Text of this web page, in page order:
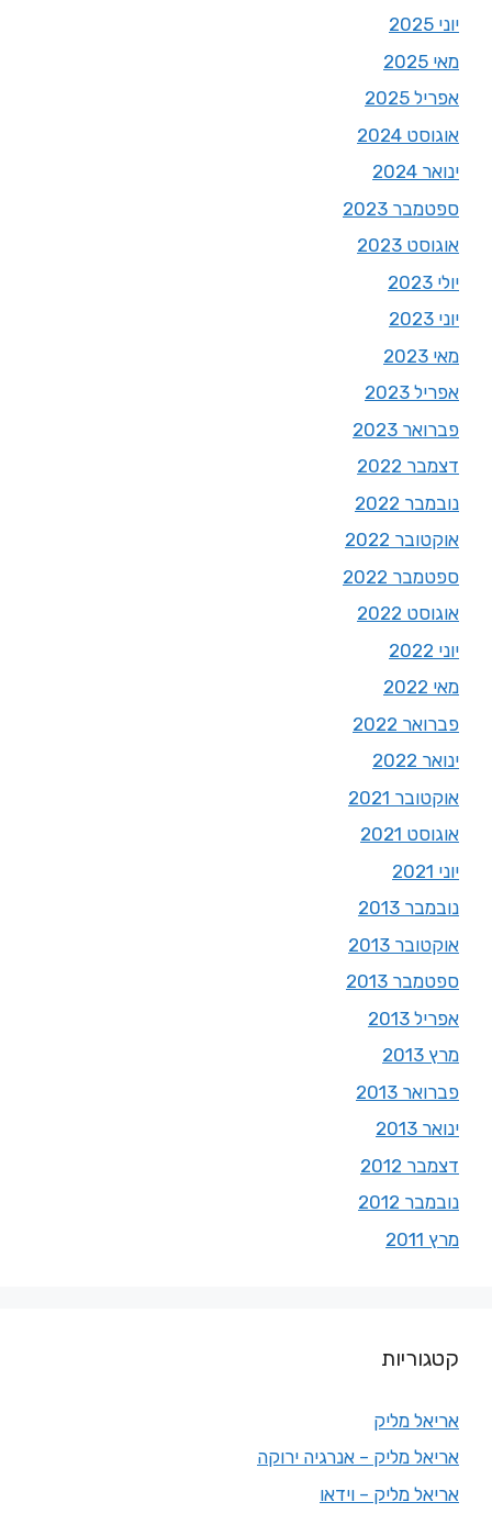
יוני 2025
מאי 2025
אפריל 2025
אוגוסט 2024
ינואר 2024
ספטמבר 2023
אוגוסט 2023
יולי 2023
יוני 2023
מאי 2023
אפריל 2023
פברואר 2023
דצמבר 2022
נובמבר 2022
אוקטובר 2022
ספטמבר 2022
אוגוסט 2022
יוני 2022
מאי 2022
פברואר 2022
ינואר 2022
אוקטובר 2021
אוגוסט 2021
יוני 2021
נובמבר 2013
אוקטובר 2013
ספטמבר 2013
אפריל 2013
מרץ 2013
פברואר 2013
ינואר 2013
דצמבר 2012
נובמבר 2012
מרץ 2011
קטגוריות
אריאל מליק
אריאל מליק – אנרגיה ירוקה
אריאל מליק – וידאו